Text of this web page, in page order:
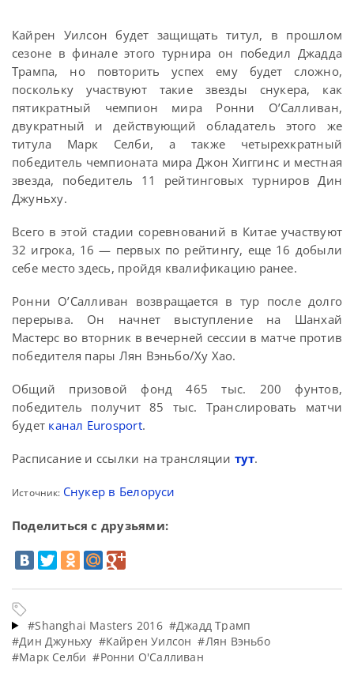
Кайрен Уилсон будет защищать титул, в прошлом
сезоне в финале этого турнира он победил Джадда
Трампа, но повторить успех ему будет сложно,
поскольку участвуют такие звезды снукера, как
пятикратный чемпион мира Ронни О’Салливан,
двукратный и действующий обладатель этого же
титула Марк Селби, а также четырехкратный
победитель чемпионата мира Джон Хиггинс и местная
звезда, победитель 11 рейтинговых турниров Дин
Джуньху.
Всего в этой стадии соревнований в Китае участвуют
32 игрока, 16 — первых по рейтингу, еще 16 добыли
себе место здесь, пройдя квалификацию ранее.
Ронни О’Салливан возвращается в тур после долго
перерыва. Он начнет выступление на Шанхай
Мастерс во вторник в вечерней сессии в матче против
победителя пары Лян Вэньбо/Ху Хао.
Общий призовой фонд 465 тыс. 200 фунтов,
победитель получит 85 тыс. Транслировать матчи
будет канал Eurosport.
Расписание и ссылки на трансляции тут.
Источник: Снукер в Белоруси
Поделиться с друзьями:
#Shanghai Masters 2016 #Джадд Трамп
#Дин Джуньху #Кайрен Уилсон #Лян Вэньбо
#Марк Селби #Ронни О'Салливан